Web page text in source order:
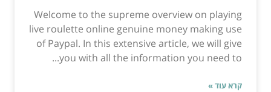
Welcome to the supreme overview on playing
live roulette online genuine money making use
of Paypal. In this extensive article, we will give
you with all the information you need to...
קרא עוד »